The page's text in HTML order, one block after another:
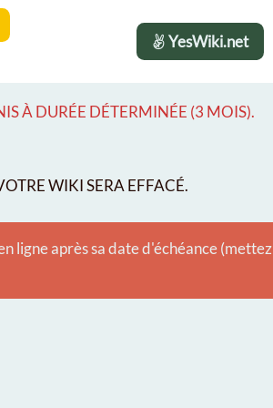
YesWiki.net
À DURÉE DÉTERMINÉE (3 MOIS).
WIKI SERA EFFACÉ.
ligne après sa date d'échéance (mettez